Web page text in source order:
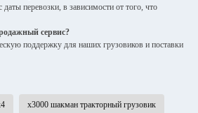
перевозки, в зависимости от того, что
сервис?
поддержку для наших грузовиков и поставки
x3000 шакман тракторный грузовик